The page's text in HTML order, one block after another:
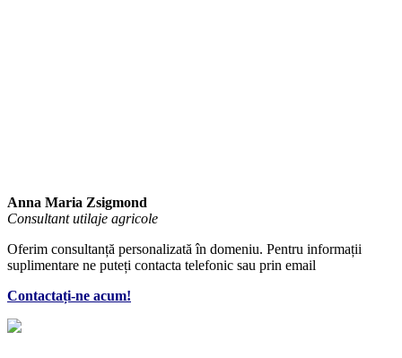
Anna Maria Zsigmond
Consultant utilaje agricole
Oferim consultanță personalizată în domeniu. Pentru informații
suplimentare ne puteți contacta telefonic sau prin email
Contactați-ne acum!